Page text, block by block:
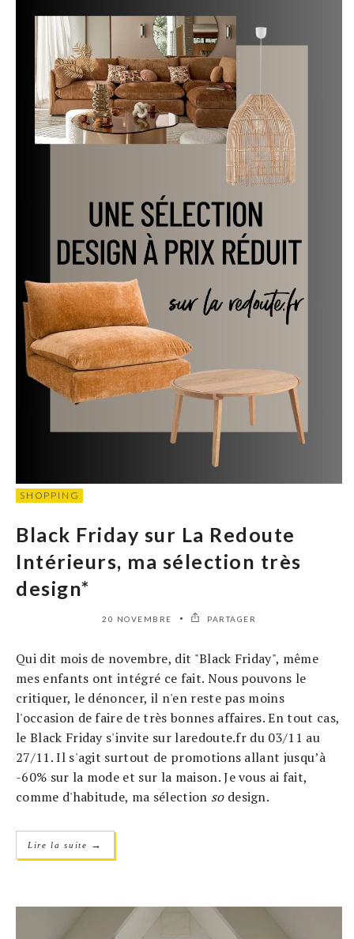
SHOPPING
Black Friday sur La Redoute
Intérieurs, ma sélection très
design*
20 NOVEMBRE PARTAGER
Qui dit mois de novembre, dit "Black Friday", même
mes enfants ont intégré ce fait. Nous pouvons le
critiquer, le dénoncer, il n'en reste pas moins
l'occasion de faire de très bonnes affaires. En tout cas,
le Black Friday s'invite sur laredoute.fr du 03/11 au
27/11. Il s'agit surtout de promotions allant jusqu’à
-60% sur la mode et sur la maison. Je vous ai fait,
comme d'habitude, ma sélection sodesign.
Lire la suite →